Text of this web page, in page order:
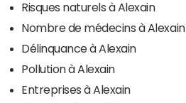
Risques naturels à Alexain
Nombre de médecins à Alexain
Délinquance à Alexain
Pollution à Alexain
Entreprises à Alexain